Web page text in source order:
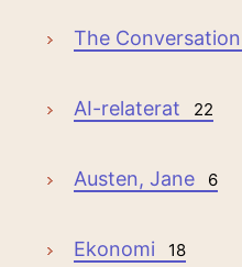
The Conversation
AI-relaterat 22
Austen, Jane 6
Ekonomi 18